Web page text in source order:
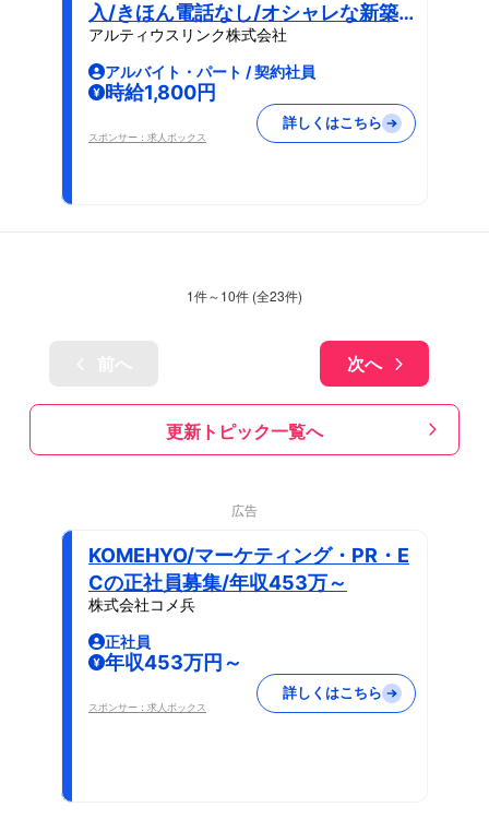
入/きほん電話なし/オシャレな新築
オフィス
アルティウスリンク株式会社
アルバイト・パート / 契約社員
時給1,800円
スポンサー：求人ボックス
詳しくはこちら
1件～10件 (全23件)
次へ
更新トピック一覧へ
広告
KOMEHYO/マーケティング・PR・E
Cの正社員募集/年収453万～
株式会社コメ兵
正社員
年収453万円～
スポンサー：求人ボックス
詳しくはこちら